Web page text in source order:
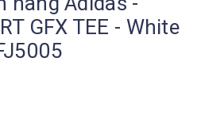
GFX TEE - White